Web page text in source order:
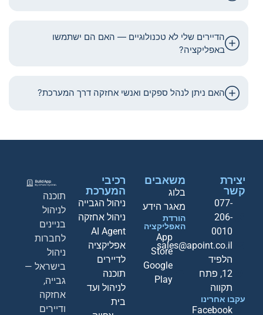
הדיירים שלי לא טכנולוגיים — האם הם ישתמשו
באפליקציה?
האם ניתן לנהל ספקים ואנשי אחזקה דרך המערכת?
תוכנה
לניהול
בניינים
לחברות
ניהול
בישראל —
גבייה,
אחזקה
ודיירים
רכיבי
המערכת
ניהול הגבייה
ניהול אחזקה
AI Agent
אפליקציה
לדיירים
תוכנה
לניהול ועד
בית
משאבים
בלוג
מאגר הידע
הורדת
האפליקציה
App
Store
Google
Play
יצירת
קשר
077-
206-
0010
sales@apoint.co.il
הלפיד
12, פתח
תקווה
עקבו אחרינו
Facebook